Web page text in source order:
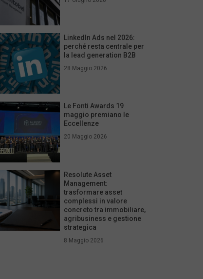
LinkedIn Ads nel 2026:
perché resta centrale per
la lead generation B2B
28 Maggio 2026
Le Fonti Awards 19
maggio premiano le
Eccellenze
20 Maggio 2026
Resolute Asset
Management:
trasformare asset
complessi in valore
concreto tra immobiliare,
agribusiness e gestione
strategica
8 Maggio 2026